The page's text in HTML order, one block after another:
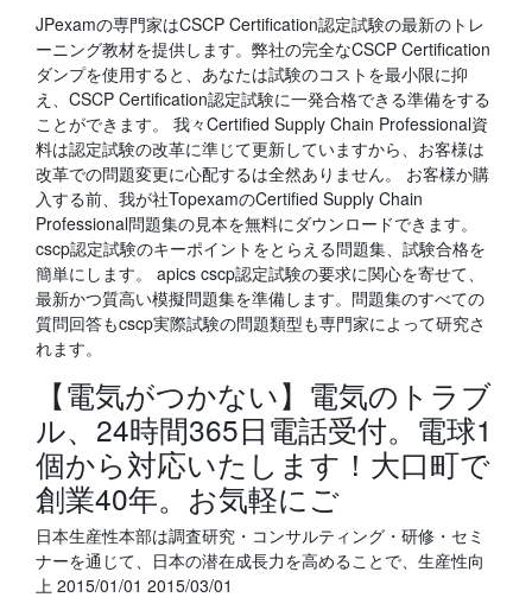
JPexamの専門家はCSCP Certification認定試験の最新のトレ
ーニング教材を提供します。弊社の完全なCSCP Certification
ダンプを使用すると、あなたは試験のコストを最小限に抑
え、CSCP Certification認定試験に一発合格できる準備をする
ことができます。 我々Certified Supply Chain Professional資
料は認定試験の改革に準じて更新していますから、お客様は
改革での問題変更に心配するは全然ありません。 お客様か購
入する前、我が社TopexamのCertified Supply Chain
Professional問題集の見本を無料にダウンロードできます。
cscp認定試験のキーポイントをとらえる問題集、試験合格を
簡単にします。 apics cscp認定試験の要求に関心を寄せて、
最新かつ質高い模擬問題集を準備します。問題集のすべての
質問回答もcscp実際試験の問題類型も専門家によって研究さ
れます。
【電気がつかない】電気のトラブ
ル、24時間365日電話受付。電球1
個から対応いたします！大口町で
創業40年。お気軽にご
日本生産性本部は調査研究・コンサルティング・研修・セミ
ナーを通じて、日本の潜在成長力を高めることで、生産性向
上 2015/01/01 2015/03/01